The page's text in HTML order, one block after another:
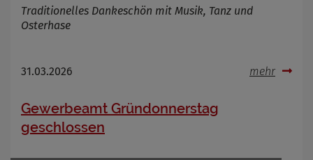
Traditionelles Dankeschön mit Musik, Tanz und
Osterhase
31.03.2026 mehr
Gewerbeamt Gründonnerstag
geschlossen